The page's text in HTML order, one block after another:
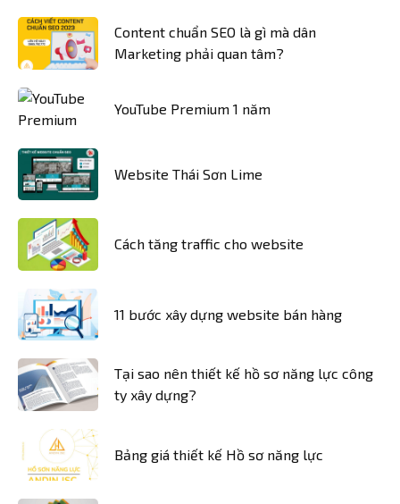
Content chuẩn SEO là gì mà dân
Marketing phải quan tâm?
YouTube Premium 1 năm
Website Thái Sơn Lime
Cách tăng traffic cho website
11 bước xây dựng website bán hàng
Tại sao nên thiết kế hồ sơ năng lực công
ty xây dựng?
Bảng giá thiết kế Hồ sơ năng lực